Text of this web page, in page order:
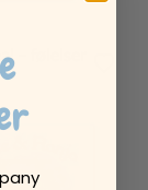
– følelser